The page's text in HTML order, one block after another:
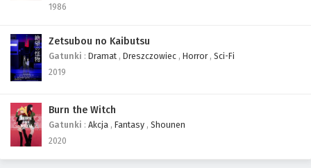
1986
Zetsubou no Kaibutsu
Gatunki : Dramat , Dreszczowiec , Horror , Sci-Fi
2019
Burn the Witch
Gatunki : Akcja , Fantasy , Shounen
2020